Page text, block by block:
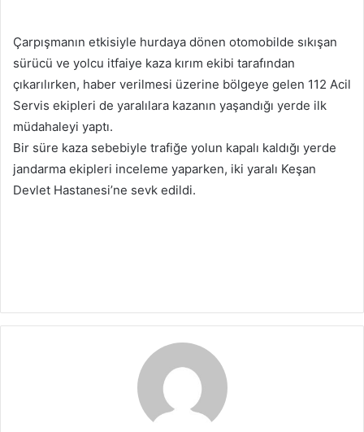
Çarpışmanın etkisiyle hurdaya dönen otomobilde sıkışan
sürücü ve yolcu itfaiye kaza kırım ekibi tarafından
çıkarılırken, haber verilmesi üzerine bölgeye gelen 112 Acil
Servis ekipleri de yaralılara kazanın yaşandığı yerde ilk
müdahaleyi yaptı.
Bir süre kaza sebebiyle trafiğe yolun kapalı kaldığı yerde
jandarma ekipleri inceleme yaparken, iki yaralı Keşan
Devlet Hastanesi’ne sevk edildi.